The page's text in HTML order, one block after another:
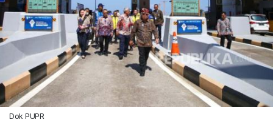
Dok PUPR